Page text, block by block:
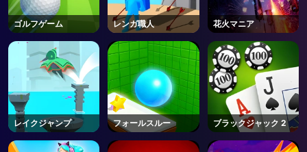
ゴルフゲーム レンガ職人 花火マニア
レイクジャンプ フォールスルー ブラックジャック 2